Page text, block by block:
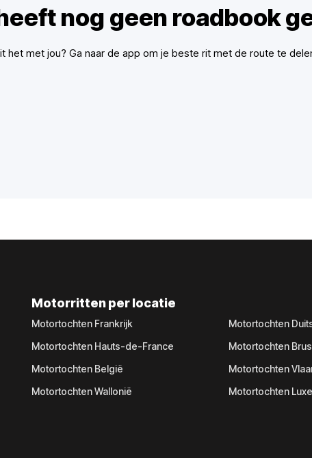
nog geen roadbook
het met jou? Ga naar de app om je beste rit met de route te
Motorritten per locatie
Motortochten Frankrijk
Motortochten Hauts-de-France
Motortochten België
Motortochten Wallonië
Motortochten
Motortochten
Motortochten
Motortochten